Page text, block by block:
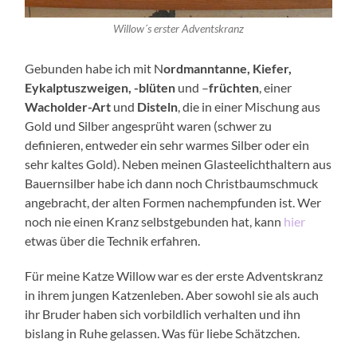
Willow´s erster Adventskranz
Gebunden habe ich mit Nordmanntanne, Kiefer,
Eykalptuszweigen, -blüten und –früchten, einer
Wacholder-Art und Disteln, die in einer Mischung aus
Gold und Silber angesprüht waren (schwer zu
definieren, entweder ein sehr warmes Silber oder ein
sehr kaltes Gold). Neben meinen Glasteelichthaltern aus
Bauernsilber habe ich dann noch Christbaumschmuck
angebracht, der alten Formen nachempfunden ist. Wer
noch nie einen Kranz selbstgebunden hat, kann hier
etwas über die Technik erfahren.
Für meine Katze Willow war es der erste Adventskranz
in ihrem jungen Katzenleben. Aber sowohl sie als auch
ihr Bruder haben sich vorbildlich verhalten und ihn
bislang in Ruhe gelassen. Was für liebe Schätzchen.